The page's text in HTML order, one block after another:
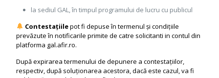
la sediul GAL, în timpul programului de lucru cu publicul
Contestațiilepot fi depuse în termenul și condițiile
prevăzute în notificarile primite de catre solicitanti in contul din
platforma gal.afir.ro.
După expirarea termenului de depunere a contestațiilor,
respectiv, după soluționarea acestora, dacă este cazul, va fi